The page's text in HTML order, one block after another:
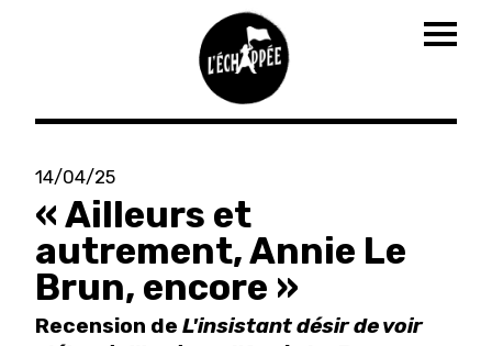
Aller
contenu
principal
14/04/25
« Ailleurs et
autrement, Annie Le
Brun, encore »
Recension de L'insistant désir de voir